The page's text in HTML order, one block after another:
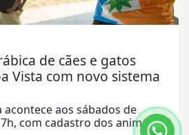
de cães e gatos
Vista com novo sistema
aos sábados de
com cadastro dos animais...